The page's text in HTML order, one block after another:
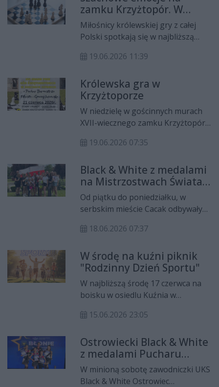
zamku Krzyżtopór. W
niedzielę XVI Grand Prix
Gór Świętokrzyskich
Miłośnicy królewskiej gry z całej
Polski spotkają się w najbliższą
Krzyżtopór w Ujeździe. To właśnie
Gór Świętokrzyskich w Szachach
Szybkich o Puchar Burmistrza
Miasta i Gminy Iwaniska.
19.06.2026 11:39
Królewska gra w
Krzyżtoporze
W niedzielę w gościnnych murach
XVII-wiecznego zamku Krzyżtopór
Prix Gór Świętokrzyskich w
19.06.2026 07:35
Black & White z medalami
na Mistrzostwach Świata
w Serbii
Od piątku do poniedziałku, w
serbskim mieście Cacak odbywały
Dzieci i Młodzieży Federacji IFBB. Z
imprezy wracały zawodniczki
ostrowieckiego klubu Black &
White.
18.06.2026 07:37
W środę na kuźni piknik
"Rodzinny Dzień Sportu"
W najbliższą środę 17 czerwca na
boisku w osiedlu Kuźnia w
się piknik rekreacyjno- edukacyjny
15.06.2026 23:05
Ostrowiecki Black & White
z medalami Pucharu
Polski w Cheerleadingu
Sportowym
W minioną sobotę zawodniczki UKS
Black & White Ostrowiec